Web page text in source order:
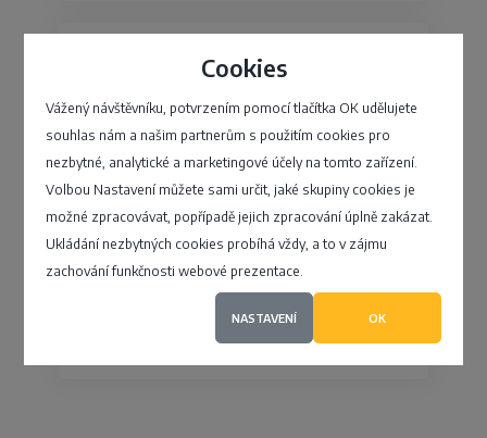
Cookies
Vážený návštěvníku, potvrzením pomocí tlačítka OK udělujete
souhlas nám a našim partnerům s použitím cookies pro
nezbytné, analytické a marketingové účely na tomto zařízení.
Volbou Nastavení můžete sami určit, jaké skupiny cookies je
možné zpracovávat, popřípadě jejich zpracování úplně zakázat.
Ukládání nezbytných cookies probíhá vždy, a to v zájmu
zachování funkčnosti webové prezentace.
NASTAVENÍ OK
O.O.T.B. Solutions a.s.
Vždy se snažíme o dosažení nejlepšího
výsledku, tomu předcházejí řádné přípravy.
Proto součástí naší výrobní linky je velice
kvalitní a moderní chemická předúprava. Tato
předúprava je prováděna…
Plotní 688/75, Brno - Komárov